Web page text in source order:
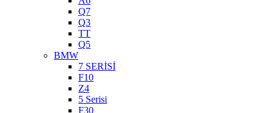
Q7
Q3
TT
Q5
BMW
7 SERİSİ
F10
Z4
5 Serisi
F30